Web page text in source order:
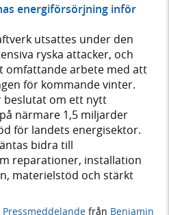
energiförsörjning inför
utsattes under den
ryska attacker, och
omfattande arbete med att
för kommande vinter.
beslutat om ett nytt
närmare 1,5 miljarder
för landets energisektor.
bidra till
reparationer, installation
materielstöd och stärkt
Pressmeddelande från Benjamin